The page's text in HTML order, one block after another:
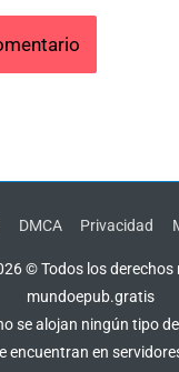
DMCA Privacidad
© Todos los derechos
mundoepub.gratis
se alojan ningún tipo
encuentran en